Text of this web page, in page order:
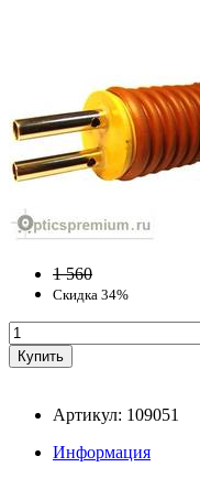
1 560
Скидка 34%
Артикул: 109051
Информация